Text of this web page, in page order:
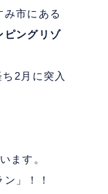
市にある
ピングリゾ
2 月に突入
ます。
」！！